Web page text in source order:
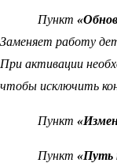
Пункт
Заменяет работу
При активации
чтобы исключить
Пункт
Пункт «Путь